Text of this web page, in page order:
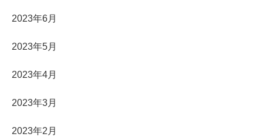
2023年6月
2023年5月
2023年4月
2023年3月
2023年2月